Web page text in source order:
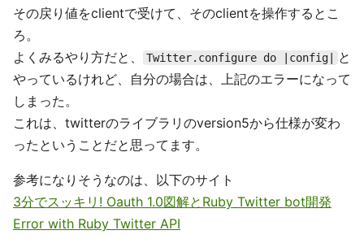
その戻り値をclientで受けて、そのclientを操作するとこ
ろ。
よくみるやり方だと、
Twitter.configure do |config|
と
やっているけれど、自分の場合は、上記のエラーになって
しまった。
これは、twitterのライブラリのversion5から仕様が変わ
ったということだと思ってます。
参考になりそうなのは、以下のサイト
3分でスッキリ! Oauth 1.0図解とRuby Twitter bot開発
Error with Ruby Twitter API